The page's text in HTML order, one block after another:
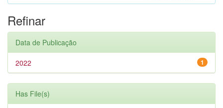
Refinar
Data de Publicação
1
2022
Has File(s)